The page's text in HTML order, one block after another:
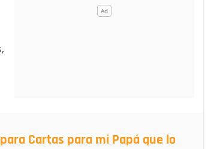
Cartas para mi Papá que lo